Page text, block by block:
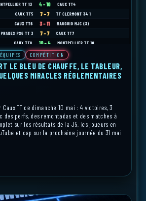
COMPÉTITION
LE BLEU DE CHAUFFE, LE TABLEUR,
MIRACLES RÉGLEMENTAIRES
TT ce dimanche 10 mai : 4 victoires, 3
des perfs, des remontadas et des matches à
sur les résultats de la J5, les joueurs en
et cap sur la prochaine journée du 31 mai